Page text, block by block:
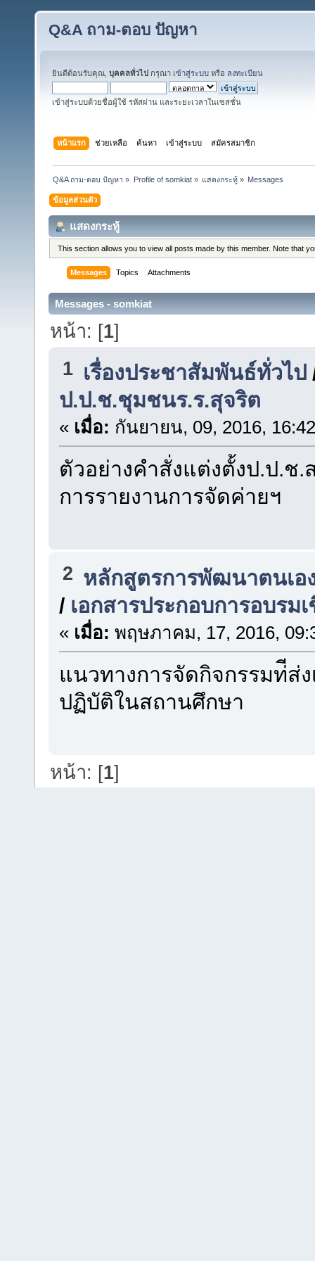
Q&A ถาม-ตอบ ปัญหา
ยินดีต้อนรับคุณ, บุคคลทั่วไป กรุณา เข้าสู่ระบบ หรือ ลงทะเบียน
เข้าสู่ระบบด้วยชื่อผู้ใช้ รหัสผ่าน และระยะเวลาในเซสชั่น
หน้าแรก ช่วยเหลือ ค้นหา เข้าสู่ระบบ สมัครสมาชิก
Q&A ถาม-ตอบ ปัญหา » Profile of somkiat» แสดงกระทู้» Messages
ข้อมูลส่วนตัว
แสดงกระทู้
This section allows you to view all posts made by this member. Note that
Messages Topics Attachments
Messages - somkiat
หน้า: [1]
1 เรื่องประชาสัมพันธ์ทั่วไป
ป.ป.ช.ชุมชนร.ร.สุจริต
« เมื่อ: กันยายน, 09, 2016,
ตัวอย่างคำสั่งแต่งตั้งป.ป.
การรายงานการจัดค่ายฯ
2 หลักสูตรการพัฒนาตนเอ
/ เอกสารประกอบการอบรม
« เมื่อ: พฤษภาคม, 17, 2016,
แนวทางการจัดกิจกรรมท่ีส่
ปฏิบัติในสถานศึกษา
หน้า: [1]